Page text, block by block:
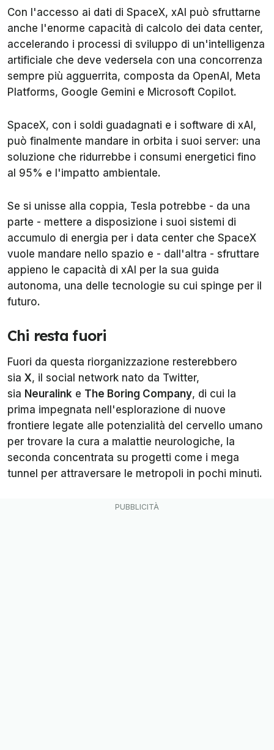
Con l'accesso ai dati di SpaceX, xAI può sfruttarne
anche l'enorme capacità di calcolo dei data center,
accelerando i processi di sviluppo di un'intelligenza
artificiale che deve vedersela con una concorrenza
sempre più agguerrita, composta da OpenAI, Meta
Platforms, Google Gemini e Microsoft Copilot.
SpaceX, con i soldi guadagnati e i software di xAI,
può finalmente mandare in orbita i suoi server: una
soluzione che ridurrebbe i consumi energetici fino
al 95% e l'impatto ambientale.
Se si unisse alla coppia, Tesla potrebbe - da una
parte - mettere a disposizione i suoi sistemi di
accumulo di energia per i data center che SpaceX
vuole mandare nello spazio e - dall'altra - sfruttare
appieno le capacità di xAI per la sua guida
autonoma, una delle tecnologie su cui spinge per il
futuro.
Chi resta fuori
Fuori da questa riorganizzazione resterebbero
sia X, il social network nato da Twitter,
sia Neuralink e The Boring Company, di cui la
prima impegnata nell'esplorazione di nuove
frontiere legate alle potenzialità del cervello umano
per trovare la cura a malattie neurologiche, la
seconda concentrata su progetti come i mega
tunnel per attraversare le metropoli in pochi minuti.